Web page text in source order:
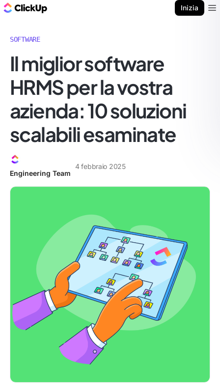
Inizia
SOFTWARE
Il miglior software
HRMS per la vostra
azienda: 10 soluzioni
scalabili esaminate
Engineering Team
4 febbraio 2025